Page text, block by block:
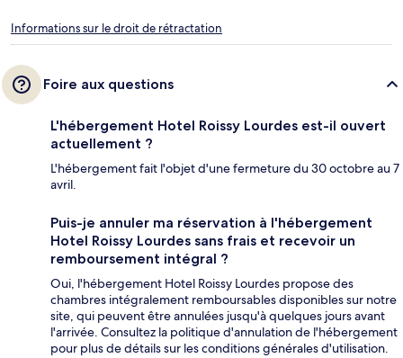
Informations sur le droit de rétractation
Foire aux questions
L'hébergement Hotel Roissy Lourdes est-il ouvert
actuellement ?
L'hébergement fait l'objet d'une fermeture du 30 octobre au 7
avril.
Puis-je annuler ma réservation à l'hébergement
Hotel Roissy Lourdes sans frais et recevoir un
remboursement intégral ?
Oui, l'hébergement Hotel Roissy Lourdes propose des
chambres intégralement remboursables disponibles sur notre
site, qui peuvent être annulées jusqu'à quelques jours avant
l'arrivée. Consultez la politique d'annulation de l'hébergement
pour plus de détails sur les conditions générales d'utilisation.